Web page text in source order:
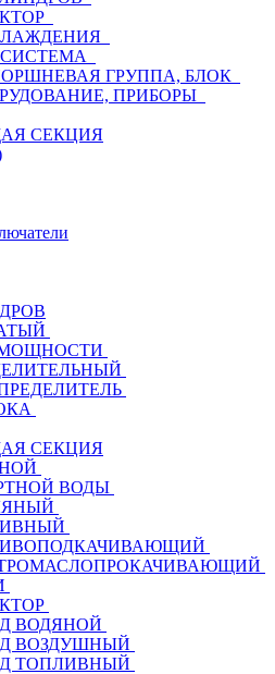
ГРУППА, БЛОК
ПРИБОРЫ
СЕКЦИЯ
МОЩНОСТИ
СЕКЦИЯ
ВОДЫ
ВОДЯНОЙ
ВОЗДУШНЫЙ
ТОПЛИВНЫЙ